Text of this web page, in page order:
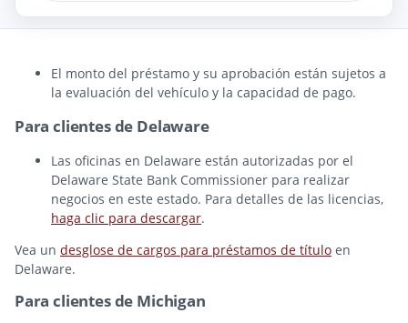
El monto del préstamo y su aprobación están sujetos a
la evaluación del vehículo y la capacidad de pago.
Para clientes de Delaware
Las oficinas en Delaware están autorizadas por el
Delaware State Bank Commissioner para realizar
negocios en este estado. Para detalles de las licencias,
haga clic para descargar.
Vea un desglose de cargos para préstamos de título en
Delaware.
Para clientes de Michigan